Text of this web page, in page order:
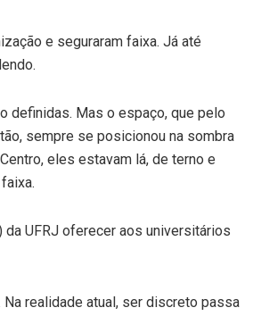
e seguraram faixa. Já até
definidas. Mas o espaço, que pelo
sempre se posicionou na sombra
eles estavam lá, de terno e
UFRJ oferecer aos universitários
realidade atual, ser discreto passa